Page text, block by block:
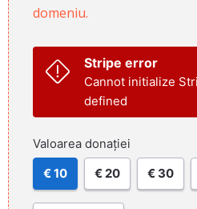
domeniu.
Stripe error
Cannot initialize
defined
Valoarea donației
€ 10 € 20 € 30